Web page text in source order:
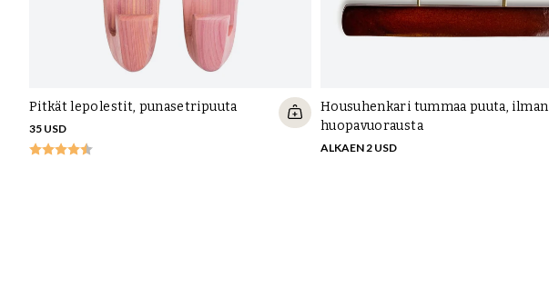
Pitkät lepolestit, punasetripuuta
35 USD
Housuhenkari tummaa puuta, ilman
huopavuorausta
ALKAEN 2 USD